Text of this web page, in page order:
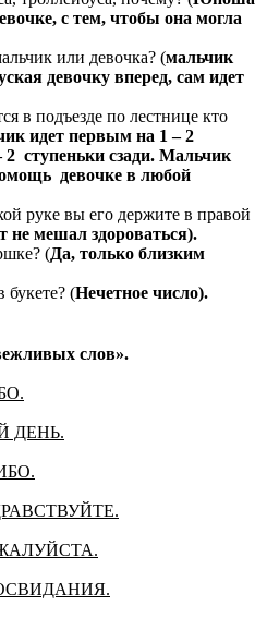
с тем, чтобы она могла
или девочка? (мальчик
девочку вперед, сам идет
в подъезде по лестнице кто
идет первым на 1 – 2
2 ступеньки сзади. Мальчик
девочке в любой
руке вы его держите в правой
не мешал здороваться).
(Да, только близким
букете? (Нечетное число).
слов».
ДЕНЬ.